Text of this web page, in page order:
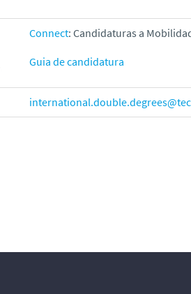
Connect: Candidaturas a
Guia de candidatura